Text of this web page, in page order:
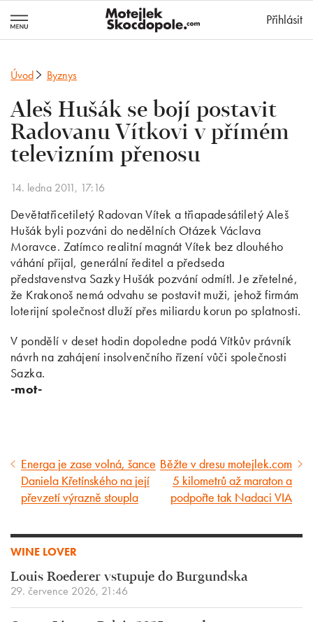
Přihlásit
Úvod Byznys
Aleš Hušák se bojí postavit
Radovanu Vítkovi v přímém
televizním přenosu
14. ledna 2011, 17:16
Devětatřicetiletý Radovan Vítek a třiapadesátiletý Aleš
Hušák byli pozváni do nedělních Otázek Václava
Moravce. Zatímco realitní magnát Vítek bez dlouhého
váhání přijal, generální ředitel a předseda
představenstva Sazky Hušák pozvání odmítl. Je zřetelné,
že Krakonoš nemá odvahu se postavit muži, jehož firmám
loterijní společnost dluží přes miliardu korun po splatnosti.
V pondělí v deset hodin dopoledne podá Vítkův právník
návrh na zahájení insolvenčního řízení vůči společnosti
Sazka.
-mot-
Předcházející
článek
Energa je zase volná, šance
Daniela Křetínského na její
převzetí výrazně stoupla
Následující
článek
Běžte v dresu motejlek.com
5 kilometrů až maraton a
podpořte tak Nadaci VIA
WINE LOVER
Louis Roederer vstupuje do Burgundska
29. července 2026, 21:46